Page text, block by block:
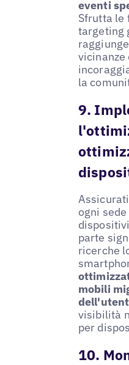
eventi
Sfrutta le
targeting
vicinanze
la
9.
ogni
parte
ricerche
mobili
visibilità
per
10.